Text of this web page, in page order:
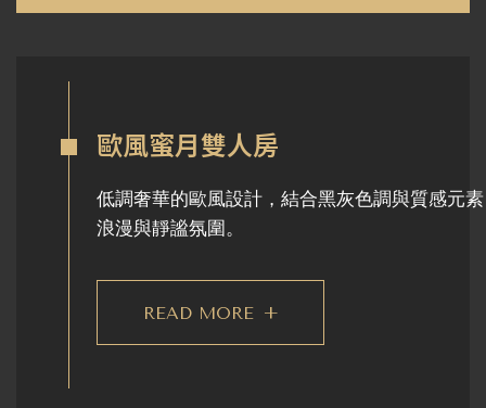
歐風蜜月雙人房
低調奢華的歐風設計，結合黑灰色調與質感元
浪漫與靜謐氛圍。
READ MORE +